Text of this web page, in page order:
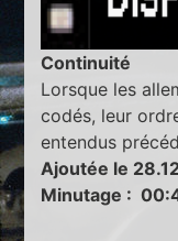
Continuité
Lorsque les
codés, leur
entendus
Ajoutée le
Minutage :